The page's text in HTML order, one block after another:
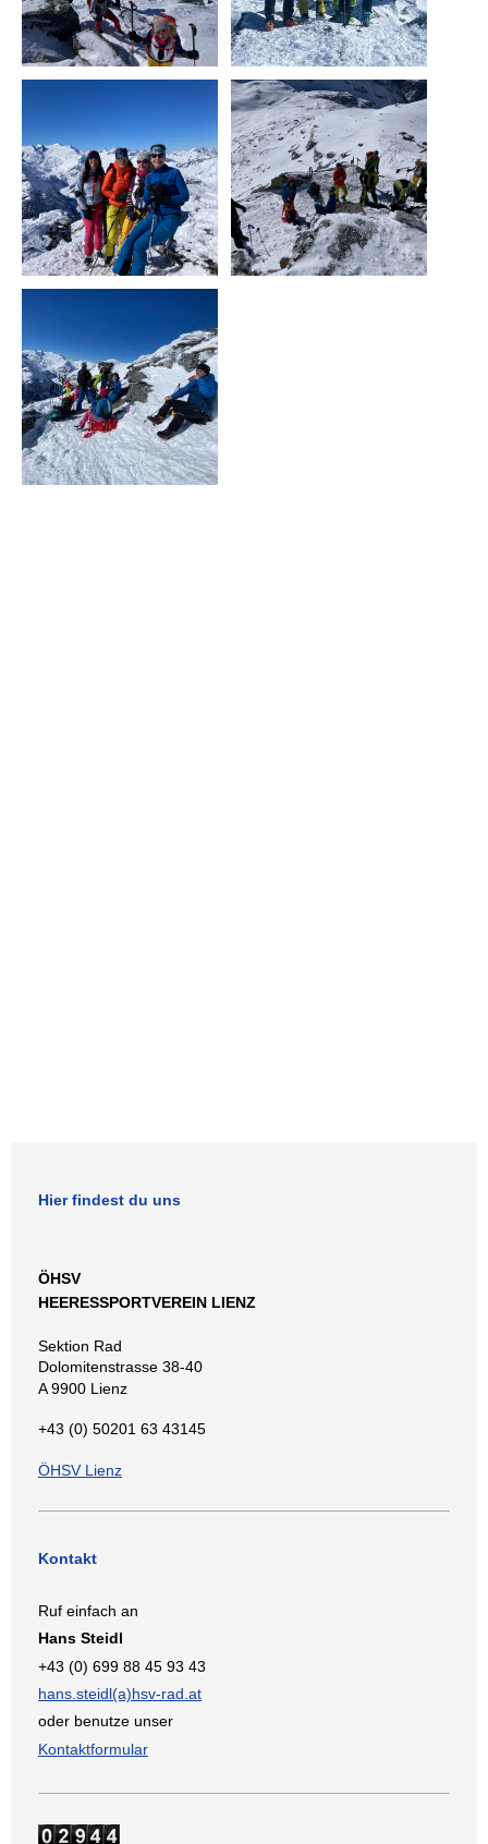
Hier findest du uns
ÖHSV
HEERESSPORTVEREIN LIENZ
Sektion Rad
Dolomitenstrasse 38-40
A 9900 Lienz
+43 (0) 50201 63 43145
ÖHSV Lienz
Kontakt
Ruf einfach an
Hans Steidl
+43 (0) 699 88 45 93 43
hans.steidl(a)hsv-rad.at
oder benutze unser
Kontaktformular